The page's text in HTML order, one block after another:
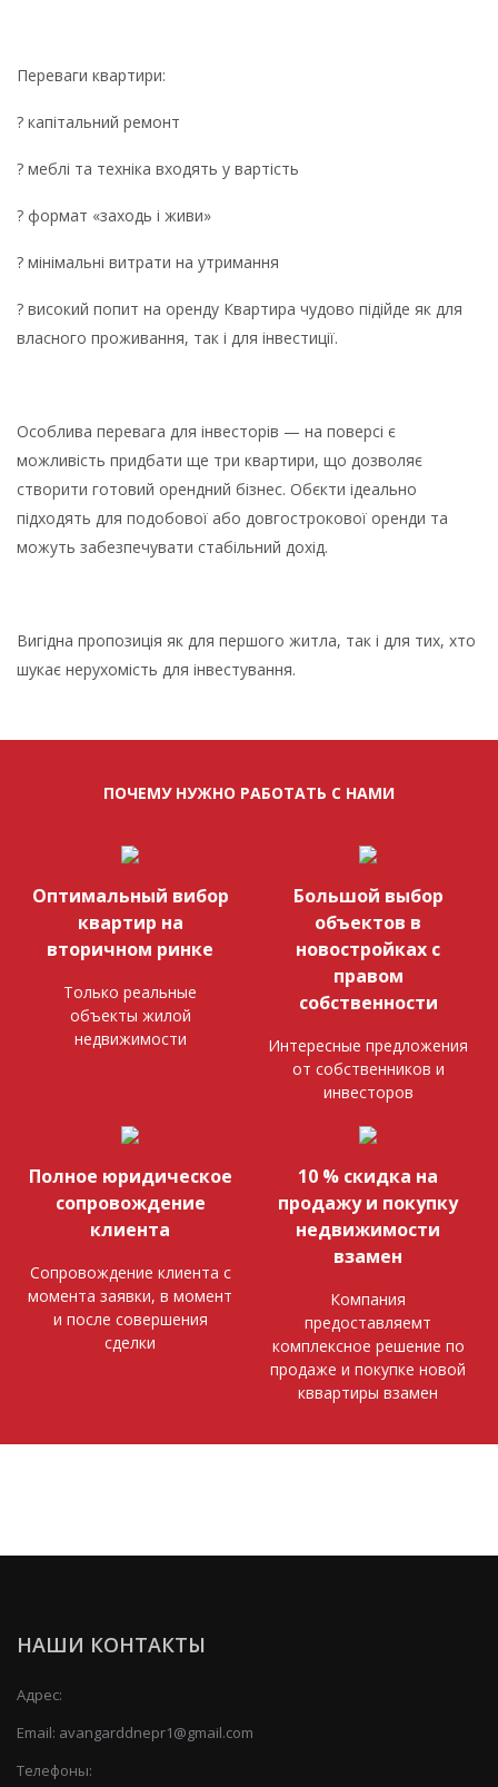
Переваги квартири:
? капітальний ремонт
? меблі та техніка входять у вартість
? формат «заходь і живи»
? мінімальні витрати на утримання
? високий попит на оренду Квартира чудово підійде як для
власного проживання, так і для інвестиції.
Особлива перевага для інвесторів — на поверсі є
можливість придбати ще три квартири, що дозволяє
створити готовий орендний бізнес. Обєкти ідеально
підходять для подобової або довгострокової оренди та
можуть забезпечувати стабільний дохід.
Вигідна пропозиція як для першого житла, так і для тих, хто
шукає нерухомість для інвестування.
ПОЧЕМУ НУЖНО РАБОТАТЬ С НАМИ
Оптимальный вибор
квартир на
вторичном ринке
Только реальные
объекты жилой
недвижимости
Большой выбор
объектов в
новостройках с
правом
собственности
Интересные предложения
от собственников и
инвесторов
Полное юридическое
сопровождение
клиента
Сопровождение клиента с
момента заявки, в момент
и после совершения
сделки
10 % скидка на
продажу и покупку
недвижимости
взамен
Компания
предоставляемт
комплексное решение по
продаже и покупке новой
кввартиры взамен
НАШИ КОНТАКТЫ
Адрес:
Email: avangarddnepr1@gmail.com
Телефоны: